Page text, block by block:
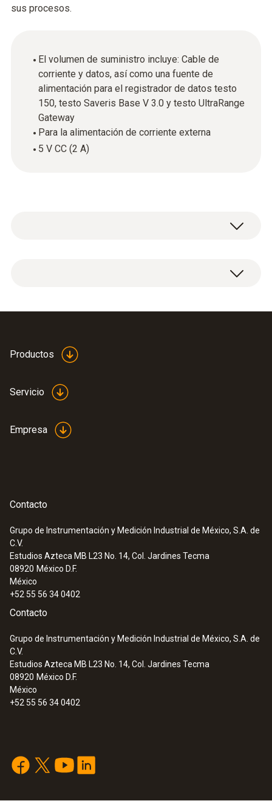
sus procesos.
El volumen de suministro incluye: Cable de
corriente y datos, así como una fuente de
alimentación para el registrador de datos testo
150, testo Saveris Base V 3.0 y testo UltraRange
Gateway
Para la alimentación de corriente externa
5 V CC (2 A)
: 0572 9320
testo Saveris Base V 3.0 - Estación
Productos
Servicio
Empresa
Contacto
Grupo de Instrumentación y Medición Industrial de México, S.A. de
C.V.
Estudios Azteca MB L23 No. 14, Col. Jardines Tecma
08920 México D.F.
México
+52 55 56 34 0402
Contacto
Grupo de Instrumentación y Medición Industrial de México, S.A. de
C.V.
Estudios Azteca MB L23 No. 14, Col. Jardines Tecma
08920 México D.F.
México
+52 55 56 34 0402